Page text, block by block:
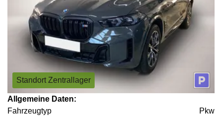
Standort Zentrallager
Allgemeine Daten:
Fahrzeugtyp
Pkw